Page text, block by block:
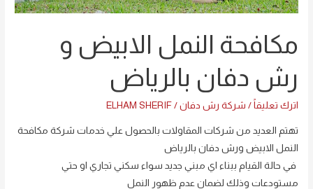
مكافحة النمل الابيض و
رش دفان بالرياض
اترك تعليقاً / شركة رش دفان /
ELHAM SHERIF
تهتم العديد من شركات المقاولات بالحصول علي خدمات شركة مكافحة
النمل الابيض ورش دفان بالرياض
في حالة القيام ببناء اي مبني جديد سواء سكني تجاري او حتي
مستودعات وذلك لضمان عدم ظهور النمل